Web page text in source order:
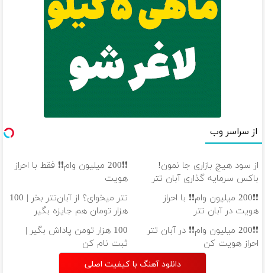
از سراسر وب
از سود هیچ بازاری جا نمون!
باکس سرمایه گذاری آبان تتر
❗❗200 میلیون وام❗❗ فقط با احراز
هویت
❗❗200 میلیون وام❗❗ با احراز
هویت در آبان تتر
تتر میخوای؟ از آبان‌تتر بخر | 100
هزار تومان هم جایزه بگیر
❗❗200 میلیون وام❗❗ در آبان تتر
احراز هویت کن
100 هزار تومن پاداش بگیر |
ثبت نام کن
دانلود آهنگ با کیفیت اصلی